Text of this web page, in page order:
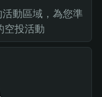
動區域，為您準
空投活動